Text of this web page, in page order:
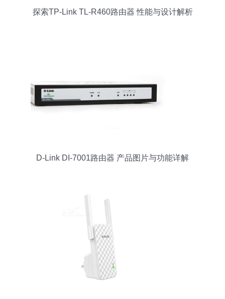
探索TP-Link TL-R460路由器 性能与设计解析
D-Link DI-7001路由器 产品图片与功能详解